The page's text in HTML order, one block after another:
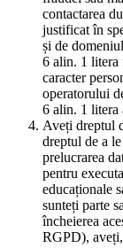
contactarea
justificat în
și de
6 alin. 1 litera
caracter
operatorului
6 alin. 1 litera
Aveți dreptul
dreptul de a
prelucrarea
pentru
educaționale
sunteți parte
încheierea
RGPD), aveți,